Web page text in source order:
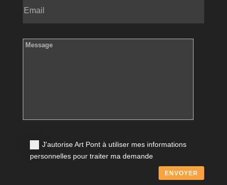
J'autorise Art Pont à utiliser mes informations
personnelles pour traiter ma demande